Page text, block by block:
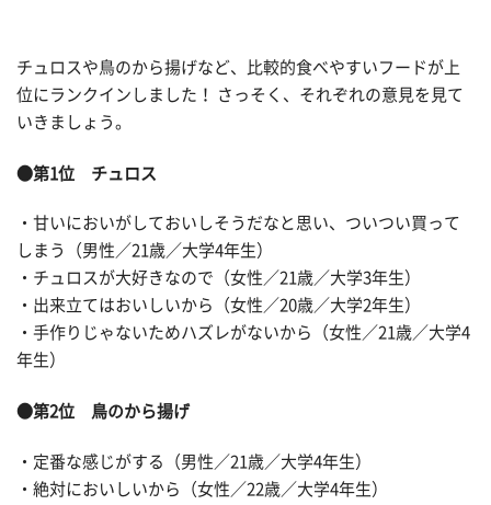
チュロスや鳥のから揚げなど、比較的食べやすいフードが上
位にランクインしました！ さっそく、それぞれの意見を見て
いきましょう。
●第1位 チュロス
・甘いにおいがしておいしそうだなと思い、ついつい買って
しまう（男性／21歳／大学4年生）
・チュロスが大好きなので（女性／21歳／大学3年生）
・出来立てはおいしいから（女性／20歳／大学2年生）
・手作りじゃないためハズレがないから（女性／21歳／大学4
年生）
●第2位 鳥のから揚げ
・定番な感じがする（男性／21歳／大学4年生）
・絶対においしいから（女性／22歳／大学4年生）